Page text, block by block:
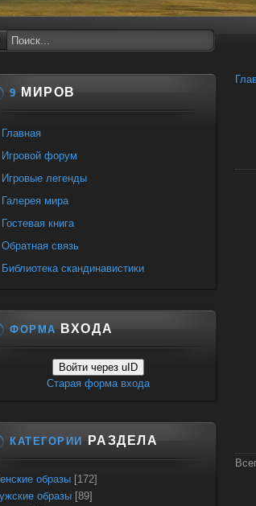
9 МИРОВ
Главная
Игровой форум
Игровые легенды
Галерея мира
Гостевая книга
Обратная связь
Библиотека скандинавистики
ФОРМА ВХОДА
Войти через uID
Старая форма входа
КАТЕГОРИИ РАЗДЕЛА
образы [172]
образы [89]